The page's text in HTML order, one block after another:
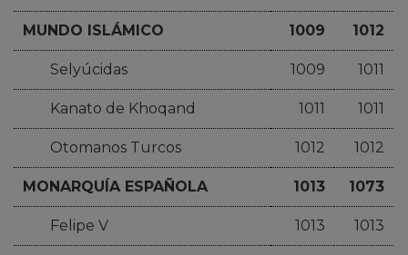
MUNDO ISLÁMICO 1009 1012
Selyúcidas 1009 1011
Kanato de Khoqand 1011 1011
Otomanos Turcos 1012 1012
MONARQUÍA ESPAÑOLA 1013 1073
Felipe V 1013 1013